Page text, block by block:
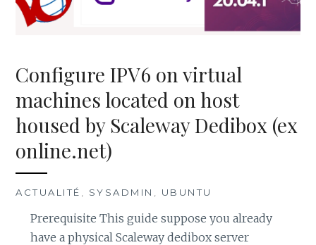
Configure IPV6 on virtual
machines located on host
housed by Scaleway Dedibox (ex
online.net)
ACTUALITÉ SYSADMIN UBUNTU
Prerequisite This guide suppose you already
have a physical Scaleway dedibox server